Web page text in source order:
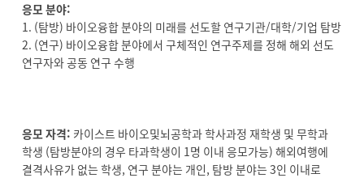
응모 분야:
1. (탐방) 바이오융합 분야의 미래를 선도할 연구기관/대학/기업 탐방
2. (연구) 바이오융합 분야에서 구체적인 연구주제를 정해 해외 선도
연구자와 공동 연구 수행
응모 자격: 카이스트 바이오및뇌공학과 학사과정 재학생 및 무학과
학생 (탐방분야의 경우 타과학생이 1명 이내 응모가능) 해외여행에
결격사유가 없는 학생, 연구 분야는 개인, 탐방 분야는 3인 이내로